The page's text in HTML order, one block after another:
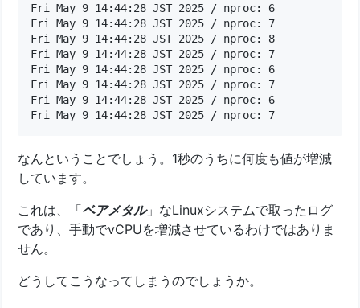
Fri May 9 14:44:28 JST 2025 / nproc: 6
Fri May 9 14:44:28 JST 2025 / nproc: 7
Fri May 9 14:44:28 JST 2025 / nproc: 8
Fri May 9 14:44:28 JST 2025 / nproc: 7
Fri May 9 14:44:28 JST 2025 / nproc: 6
Fri May 9 14:44:28 JST 2025 / nproc: 7
Fri May 9 14:44:28 JST 2025 / nproc: 6
Fri May 9 14:44:28 JST 2025 / nproc: 7
なんということでしょう。1秒のうちに何度も値が増減
しています。
これは、「ベアメタル」なLinuxシステムで取ったログ
であり、手動でvCPUを増減させているわけではありま
せん。
どうしてこうなってしまうのでしょうか。